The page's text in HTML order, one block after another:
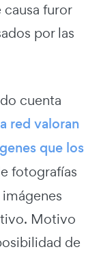
furor
por las
cuenta
red valoran
que los
fotografías
Motivo
de